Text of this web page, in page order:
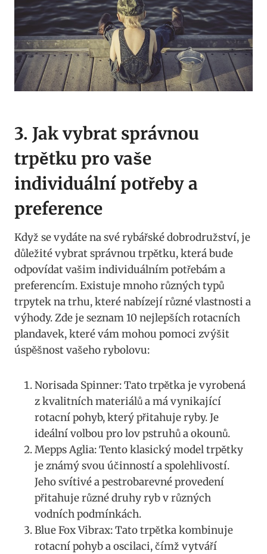
3. Jak ‍vybrat správnou
⁤trpětku pro vaše
individuální potřeby a
preference
Když se ⁢vydáte na své rybářské ‌dobrodružství, je
důležité⁣ vybrat správnou trpětku, která bude‌
odpovídat vašim‌ individuálním potřebám a
preferencím. Existuje mnoho různých typů
trpytek na⁢ trhu, které nabízejí různé vlastnosti ‍a
výhody. Zde je seznam 10 nejlepších rotacních‌
plandavek, které vám mohou pomoci zvýšit
úspěšnost vašeho rybolovu:
Norisada Spinner:⁣ Tato trpětka je⁣ vyrobená⁢
z kvalitních materiálů a má vynikající
rotacní pohyb, který ⁣přitahuje‍ ryby. Je
ideální volbou pro lov pstruhů a okounů.
Mepps Aglia: ‍Tento klasický⁢ model trpětky‍
je známý svou účinností a spolehlivostí.
Jeho svítivé a pestrobarevné provedení
přitahuje různé druhy ryb⁣ v ⁢různých
vodních podmínkách.
Blue Fox Vibrax: Tato trpětka kombinuje
rotacní pohyb a oscilaci, čímž vytváří